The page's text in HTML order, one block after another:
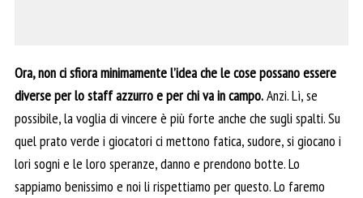
Ora, non ci sfiora minimamente l’idea che le cose possano essere
diverse per lo staff azzurro e per chi va in campo.Anzi. Lì, se
possibile, la voglia di vincere è più forte anche che sugli spalti. Su
quel prato verde i giocatori ci mettono fatica, sudore, si giocano i
lori sogni e le loro speranze, danno e prendono botte. Lo
sappiamo benissimo e noi li rispettiamo per questo. Lo faremo